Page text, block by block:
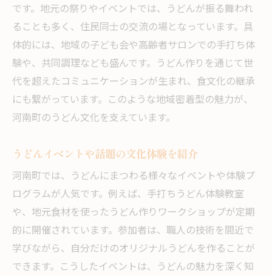
です。地元の祭りやイベントでは、うどんが振る舞われ
ることも多く、住民同士の交流の場となっています。具
体的には、地域の子ども会や高齢者サロンでの手打ち体
験や、共同調理なども盛んです。うどん作りを通じて世
代を超えたコミュニケーションが生まれ、食文化の継承
にも繋がっています。このような地域密着型の魅力が、
河南町のうどん文化を支えています。
うどんイベントや話題の文化体験を紹介
河南町では、うどんにまつわる様々なイベントや体験プ
ログラムが人気です。例えば、手打ちうどん体験教室
や、地元食材を使ったうどん作りワークショップが定期
的に開催されています。参加者は、職人の技術を間近で
学びながら、自分だけのオリジナルうどんを作ることが
できます。こうしたイベントは、うどんの魅力を深く知